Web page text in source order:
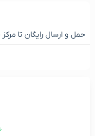
حمل و ارسال رایگان تا